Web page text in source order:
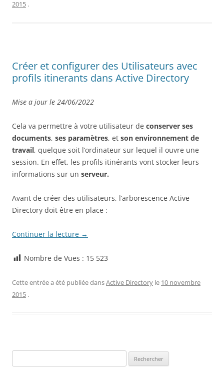
2015 .
Créer et configurer des Utilisateurs avec
profils itinerants dans Active Directory
Mise a jour le 24/06/2022
Cela va permettre à votre utilisateur de conserver ses
documents, ses paramètres, et son environnement de
travail, quelque soit l’ordinateur sur lequel il ouvre une
session. En effet, les profils itinérants vont stocker leurs
informations sur un serveur.
Avant de créer des utilisateurs, l’arborescence Active
Directory doit être en place :
Continuer la lecture →
Nombre de Vues : 15 523
Cette entrée a été publiée dansActive Directory le 10 novembre
2015 .